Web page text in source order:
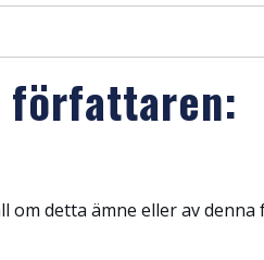
om detta ämne eller av